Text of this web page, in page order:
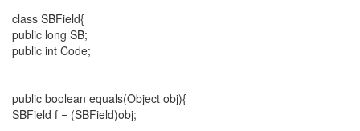
class SBField{
public long SB;
public int Code;
public boolean equals(Object obj){
SBField f = (SBField)obj;
kfmes
JateON
슬
라